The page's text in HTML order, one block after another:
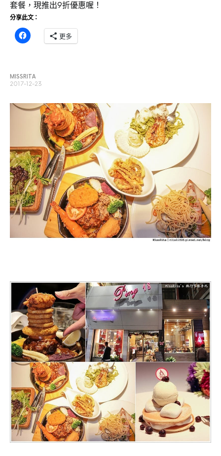
套餐，現推出9折優惠喔！
分享此文：
更多
MISSRITA
2017-12-23